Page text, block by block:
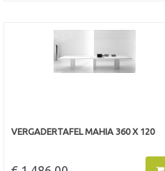
VERGADERTAFEL MAHIA 360 X 120